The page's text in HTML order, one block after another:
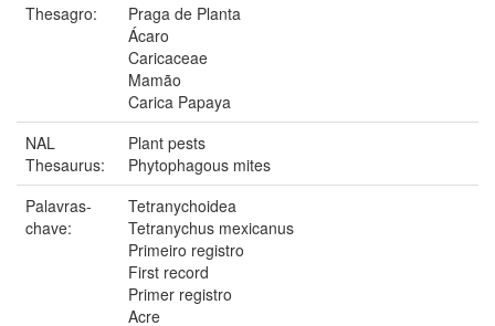
Thesagro:
Praga de Planta
Ácaro
Caricaceae
Mamão
Carica Papaya
NAL
Thesaurus:
Plant pests
Phytophagous mites
Palavras-
chave:
Tetranychoidea
Tetranychus mexicanus
Primeiro registro
First record
Primer registro
Acre